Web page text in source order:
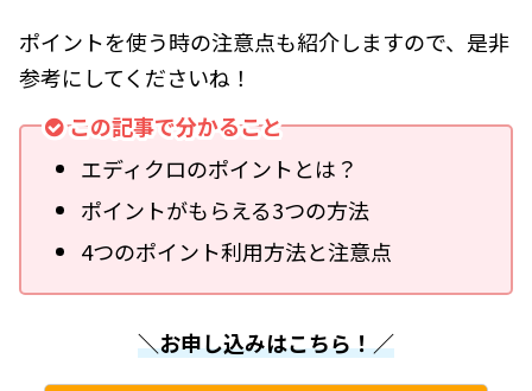
ポイントを使う時の注意点も紹介しますので、是非
参考にしてくださいね！
この記事で分かること
エディクロのポイントとは？
ポイントがもらえる3つの方法
4つのポイント利用方法と注意点
＼お申し込みはこちら！／